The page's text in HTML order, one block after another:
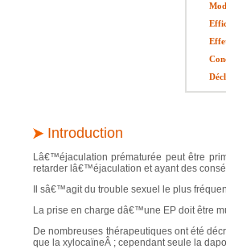
Introduction
Lâ€™éjaculation prématurée peut être
retarder lâ€™éjaculation et ayant des
Il sâ€™agit du trouble sexuel le plus
La prise en charge dâ€™une EP doit être
De nombreuses thérapeutiques ont été
que la xylocaïneÂ ; cependant seule la